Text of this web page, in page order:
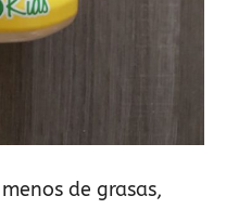
de grasas,